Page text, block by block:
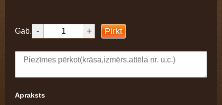
Gab. - + Pirkt
Apraksts